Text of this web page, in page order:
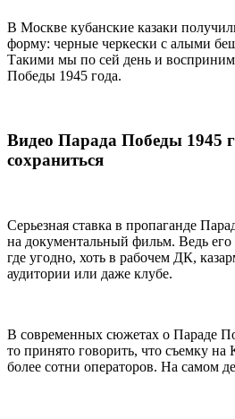
В Москве кубанские казаки
форму: черные черкески с алыми
Такими мы по сей день и
Победы 1945 года.
Видео Парада Победы 1945
сохраниться
Серьезная ставка в пропаганде
на документальный фильм. Ведь
где угодно, хоть в рабочем ДК,
аудитории или даже клубе.
В современных сюжетах о Параде
то принято говорить, что съемку
более сотни операторов. На самом